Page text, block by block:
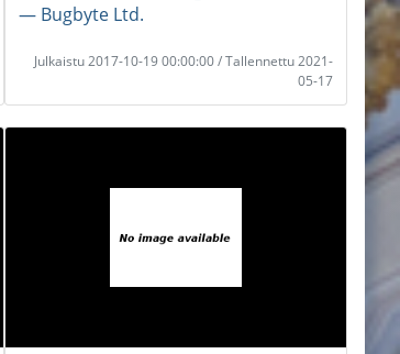
― Bugbyte Ltd.
Julkaistu 2017-10-19 00:00:00 / Tallennettu 2021-
05-17